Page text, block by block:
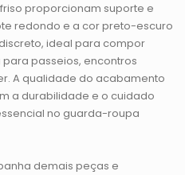
proporcionam suporte e
redondo e a cor preto-escuro
ideal para compor
passeios, encontros
A qualidade do acabamento
a durabilidade e o cuidado
no guarda-roupa
demais peças e